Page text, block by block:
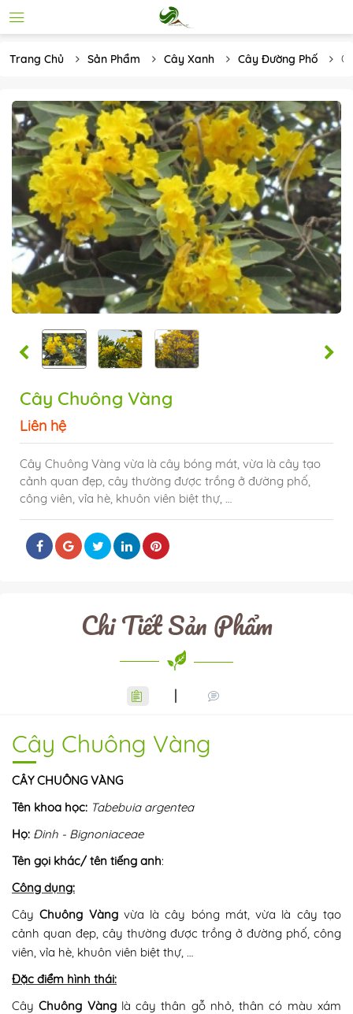
Trang Chủ Sản Phẩm Cây Xanh Cây Đường Phố
Cây Chuông Vàng
Liên hệ
Cây Chuông Vàng vừa là cây bóng mát, vừa là cây tạo
cảnh quan đẹp, cây thường được trồng ở đường phố,
công viên, vỉa hè, khuôn viên biệt thự, …
Chi Tiết Sản Phẩm
Cây Chuông Vàng
CÂY CHUÔNG VÀNG
Tên khoa học: Tabebuia argentea
Họ: Đinh - Bignoniaceae
Tên gọi khác/ tên tiếng anh:
Công dụng:
CâyChuông Vàngvừa là cây bóng mát, vừa là cây tạo
cảnh quan đẹp, cây thường được trồng ở đường phố, công
viên, vỉa hè, khuôn viên biệt thự, …
Đặc điểm hình thái:
CâyChuông Vànglà cây thân gỗ nhỏ, thân có màu xám